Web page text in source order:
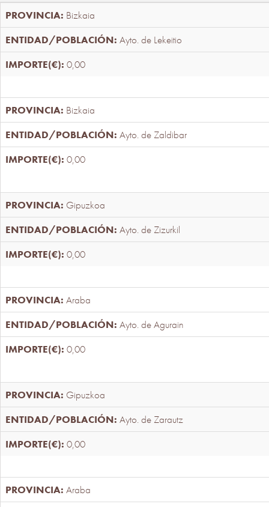
Bizkaia
Ayto. de Lekeitio
0,00
Bizkaia
Ayto. de Zaldibar
0,00
Gipuzkoa
Ayto. de Zizurkil
0,00
Araba
Ayto. de Agurain
0,00
Gipuzkoa
Ayto. de Zarautz
0,00
Araba